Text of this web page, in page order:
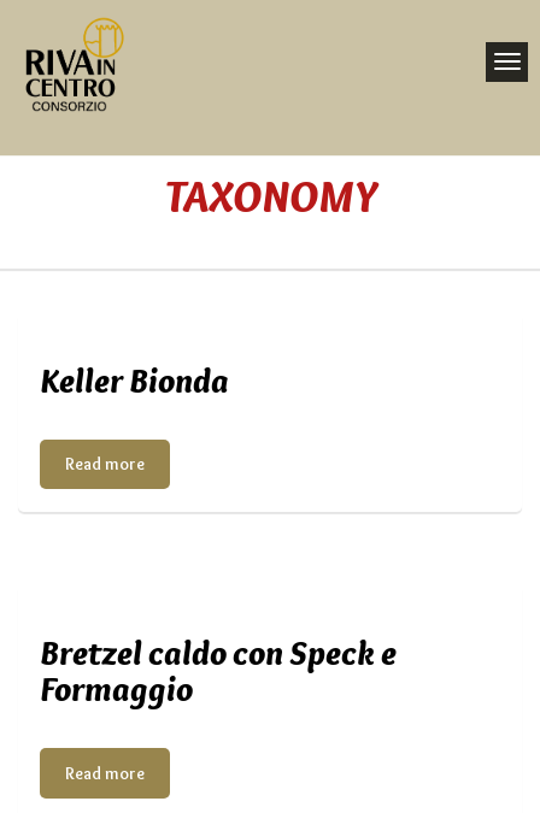
TAXONOMY
Keller Bionda
Read more
Bretzel caldo con Speck e
Formaggio
Read more